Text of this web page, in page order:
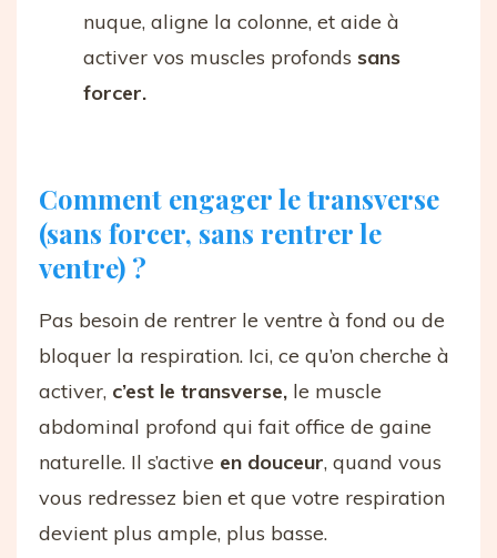
nuque, aligne la colonne, et aide à
activer vos muscles profonds sans
forcer.
Comment engager le transverse
(sans forcer, sans rentrer le
ventre) ?
Pas besoin de rentrer le ventre à fond ou de
bloquer la respiration. Ici, ce qu’on cherche à
activer, c’est le transverse, le muscle
abdominal profond qui fait office de gaine
naturelle. Il s’active en douceur, quand vous
vous redressez bien et que votre respiration
devient plus ample, plus basse.